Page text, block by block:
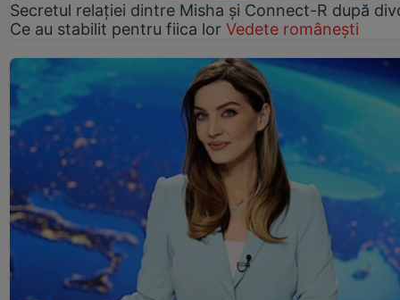
Secretul relației dintre Misha și Connect-R după
Ce au stabilit pentru fiica lor Vedete românești